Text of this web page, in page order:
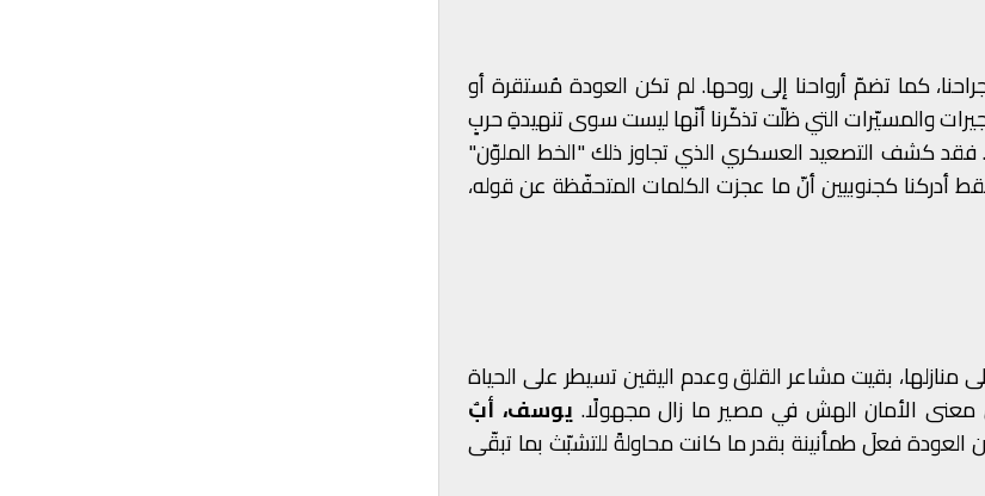
كما تضمّ أرواحنا إلى روحها. لم تكن العودة مُستقرة أو
والمسيّرات التي ظلّت تذكّرنا أنّها ليست سوى تنهيدةِ حربٍ
فقد كشف التصعيد العسكري الذي تجاوز ذلك "الخط الملوّن"
أدركنا كجنوبيين أنّ ما عجزت الكلمات المتحفّظة عن قوله،
الجنوبيّة إلى منازلها، بقيت مشاعر القلق وعدم اليقين تسيطر على الحياة
معنى الأمان الهش في مصير ما زال مجهولًا. يوسف، أبٌ
العودة فعلَ طمأنينة بقدر ما كانت محاولةً للتشبّث بما تبقّى